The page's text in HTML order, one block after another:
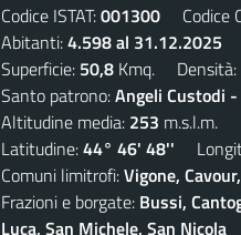
Codice ISTAT:001300 Codice
Abitanti:4.598 al 31.12.2025
Superficie: 50,8 Kmq. Densità:
Santo patrono:Angeli Custodi
Altitudine media: 253 m.s.l.m.
Latitudine:44° 46' 48''
Comuni limitrofi:Vigone,
Frazioni e borgate: Bussi,
Luca, San Michele, San Nicola